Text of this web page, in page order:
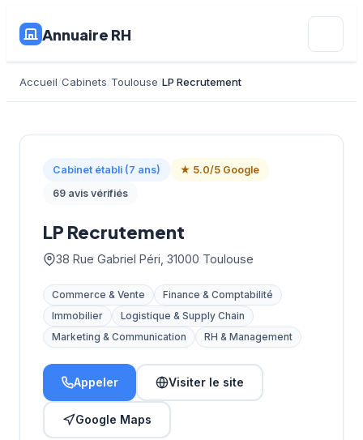
Annuaire RH
Accueil Cabinets Toulouse LP Recrutement
Cabinet établi (7 ans)
★ 5.0/5 Google
69 avis vérifiés
LP Recrutement
38 Rue Gabriel Péri, 31000 Toulouse
Commerce & Vente
Finance & Comptabilité
Immobilier
Logistique & Supply Chain
Marketing & Communication
RH & Management
Appeler Visiter le site
Google Maps